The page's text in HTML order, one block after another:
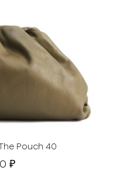
Pouch 40
₽